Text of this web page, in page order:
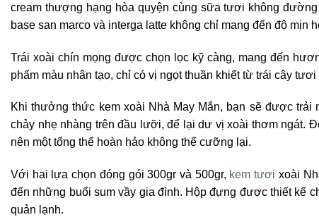
cream thượng hạng hòa quyện cùng sữa tươi không
base san marco và interga latte không chỉ mang đến độ mịn
Trái xoài chín mọng được chọn lọc kỹ càng, mang đến
phẩm màu nhân tạo, chỉ có vị ngọt thuần khiết từ trái cây tươi
Khi thưởng thức kem xoài Nhà May Mắn, bạn sẽ được trải
chảy nhẹ nhàng trên đầu lưỡi, để lại dư vị xoài thơm ngát.
nên một tổng thể hoàn hảo không thể cưỡng lại.
Với hai lựa chọn đóng gói 300gr và 500gr, kem tươi xoài
đến những buổi sum vầy gia đình. Hộp đựng được thiết kế
quản lạnh.